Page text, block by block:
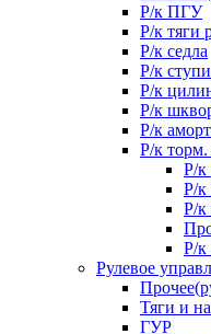
Р/к ПГУ
Р/к тяги
Р/к седла
Р/к
Р/к
Р/к
Р/к
Р/к
Р/к
Р/к
Р/к
Р/к
Рулевое
Тяги и
ГУР